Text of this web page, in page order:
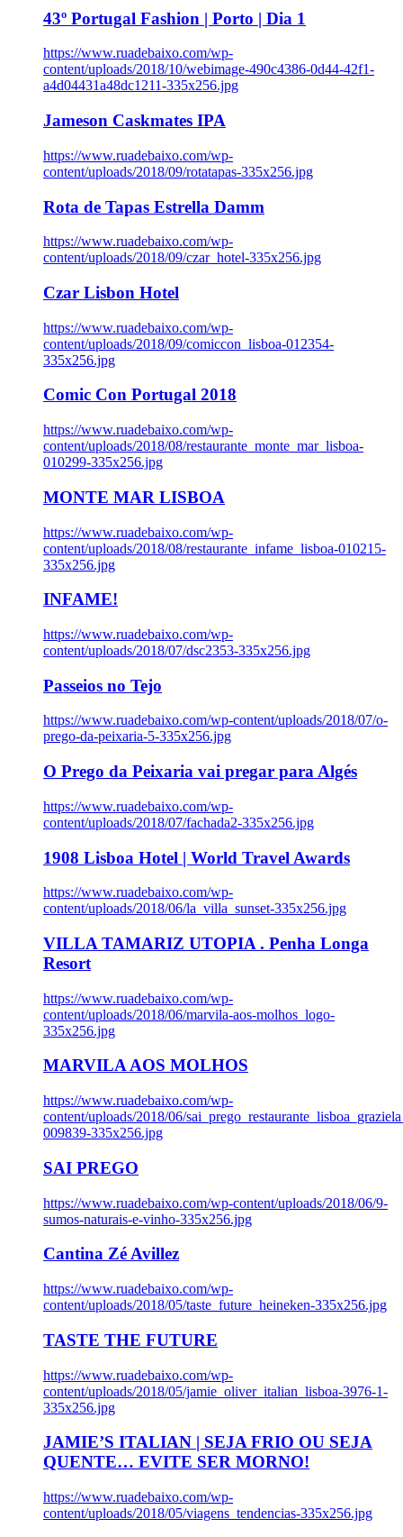
43º Portugal Fashion | Porto | Dia 1
https://www.ruadebaixo.com/wp-
content/uploads/2018/10/webimage-490c4386-0d44-42f1-
a4d04431a48dc1211-335x256.jpg
Jameson Caskmates IPA
https://www.ruadebaixo.com/wp-
content/uploads/2018/09/rotatapas-335x256.jpg
Rota de Tapas Estrella Damm
https://www.ruadebaixo.com/wp-
content/uploads/2018/09/czar_hotel-335x256.jpg
Czar Lisbon Hotel
https://www.ruadebaixo.com/wp-
content/uploads/2018/09/comiccon_lisboa-012354-
335x256.jpg
Comic Con Portugal 2018
https://www.ruadebaixo.com/wp-
content/uploads/2018/08/restaurante_monte_mar_lisboa-
010299-335x256.jpg
MONTE MAR LISBOA
https://www.ruadebaixo.com/wp-
content/uploads/2018/08/restaurante_infame_lisboa-010215-
335x256.jpg
INFAME!
https://www.ruadebaixo.com/wp-
content/uploads/2018/07/dsc2353-335x256.jpg
Passeios no Tejo
https://www.ruadebaixo.com/wp-content/uploads/2018/07/o-
prego-da-peixaria-5-335x256.jpg
O Prego da Peixaria vai pregar para Algés
https://www.ruadebaixo.com/wp-
content/uploads/2018/07/fachada2-335x256.jpg
1908 Lisboa Hotel | World Travel Awards
https://www.ruadebaixo.com/wp-
content/uploads/2018/06/la_villa_sunset-335x256.jpg
VILLA TAMARIZ UTOPIA . Penha Longa
Resort
https://www.ruadebaixo.com/wp-
content/uploads/2018/06/marvila-aos-molhos_logo-
335x256.jpg
MARVILA AOS MOLHOS
https://www.ruadebaixo.com/wp-
content/uploads/2018/06/
009839-335x256.jpg
SAI PREGO
https://www.ruadebaixo.com/wp-content/uploads/2018/06/9-
sumos-naturais-e-vinho-335x256.jpg
Cantina Zé Avillez
https://www.ruadebaixo.com/wp-
content/uploads/2018/05/taste_future_heineken-335x256.jpg
TASTE THE FUTURE
https://www.ruadebaixo.com/wp-
content/uploads/2018/05/jamie_oliver_italian_lisboa-3976-1-
335x256.jpg
JAMIE’S ITALIAN | SEJA FRIO OU SEJA
QUENTE… EVITE SER MORNO!
https://www.ruadebaixo.com/wp-
content/uploads/2018/05/viagens_tendencias-335x256.jpg